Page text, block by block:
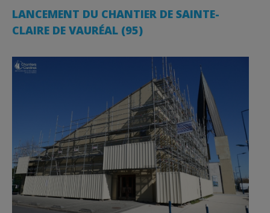
LANCEMENT DU CHANTIER DE SAINTE-
CLAIRE DE VAURÉAL (95)